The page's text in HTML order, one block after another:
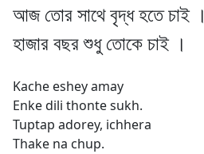
আজ তোর সাথে বৃদ্ধ হতে চাই ।
হাজার বছর শুধু তোকে চাই ।
Kache eshey amay
Enke dili thonte sukh.
Tuptap adorey, ichhera
Thake na chup.